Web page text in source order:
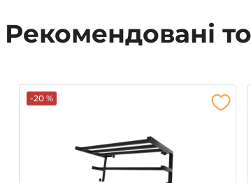
Рекомендовані
-20 %